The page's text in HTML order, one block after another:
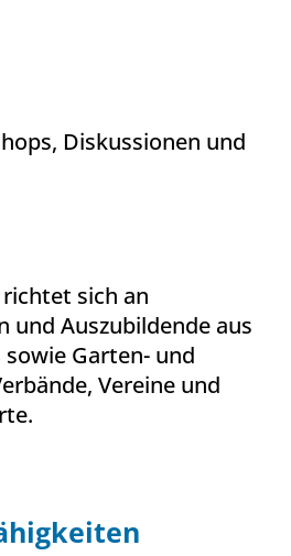
Diskussionen und
sich an
und Auszubildende aus
Garten- und
Vereine und